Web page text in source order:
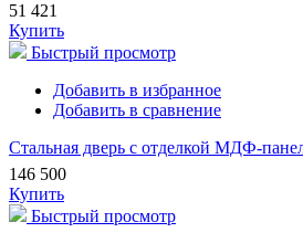
51 421
Купить
Быстрый просмотр
Добавить в избранное
Добавить в сравнение
Стальная дверь с отделкой МДФ-
146 500
Купить
Быстрый просмотр